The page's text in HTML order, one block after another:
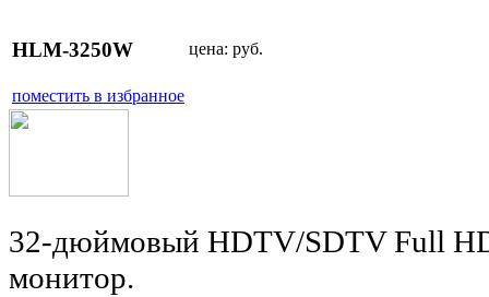
HLM-3250W цена: руб.
поместить в избранное
32-дюймовый HDTV/SDTV Full
монитор.